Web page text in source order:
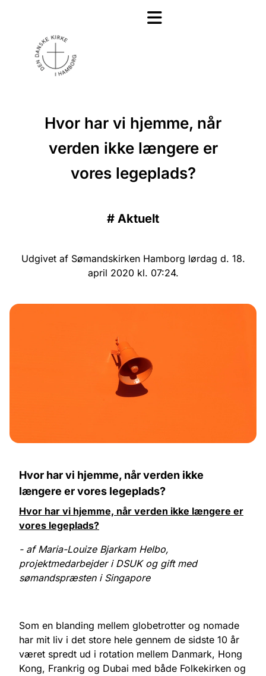
Hvor har vi hjemme, når
verden ikke længere er
vores legeplads?
# Aktuelt
Udgivet af Sømandskirken Hamborg lørdag d. 18.
april 2020 kl. 07:24.
Hvor har vi hjemme, når verden ikke
længere er vores legeplads?
Hvor har vi hjemme, når verden ikke længere er
vores legeplads?
- af Maria-Louize Bjarkam Helbo,
projektmedarbejder i DSUK og gift med
sømandspræsten i Singapore
Som en blanding mellem globetrotter og nomade
har mit liv i det store hele gennem de sidste 10 år
været spredt ud i rotation mellem Danmark, Hong
Kong, Frankrig og Dubai med både Folkekirken og